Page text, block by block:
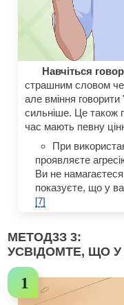
Навчіться
страшним словом
але вміння
сильніше. Це також
час мають певну
При
проявляєте
Ви не
показуєте, що у
[7]
МЕТОД3З 3:
УСВІДОМТЕ, ЩО У